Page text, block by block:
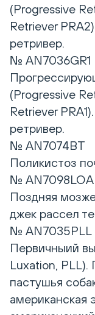
(Progressive
Retriever
ретривер.
№ AN7036GR1
(Progressive
Retriever
ретривер.
№ AN7074BT
Поликистоз
№ AN7098LOA
Поздняя
джек рассел
№ AN7035PLL
Первичныий
Luxation, PLL).
пастушья
американская